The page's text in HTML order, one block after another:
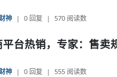
神 | 0 回复 | 570 阅读数
台热销，专家：售卖
神 | 0 回复 | 555 阅读数